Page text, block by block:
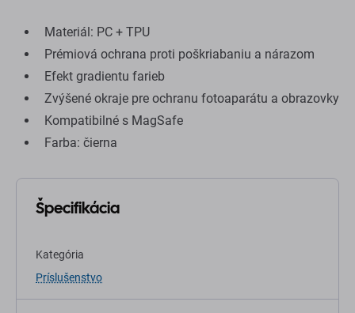
Materiál: PC + TPU
Prémiová ochrana proti poškriabaniu a nárazom
Efekt gradientu farieb
Zvýšené okraje pre ochranu fotoaparátu a obrazovky
Kompatibilné s MagSafe
Farba: čierna
Špecifikácia
Kategória
Príslušenstvo